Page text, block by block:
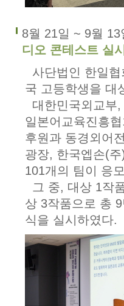
8월 21일 ~ 9월
디오 콘테스트 실
사단법인 한일
국 고등학생을 대
대한민국외교부
일본어교육진흥
후원과 동경외어
광장, 한국엡손(
101개의 팀이 응
그 중, 대상 1작
상 3작품으로 총
식을 실시하였다.